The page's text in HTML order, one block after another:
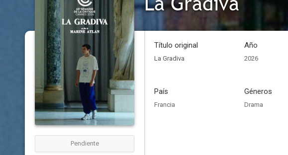
Pendiente
Título original
La Gradiva
Año
2026
País
Francia
Géneros
Drama